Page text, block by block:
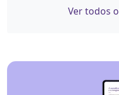
Ver todos